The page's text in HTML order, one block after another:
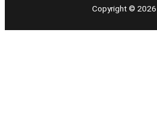
Copyright © 2026